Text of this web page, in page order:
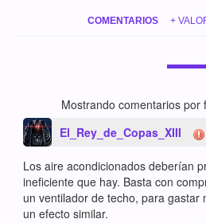
COMENTARIOS +
Mostrando comentarios por
El_Rey_de_Copas_XIII
Los aire acondicionados deberían
ineficiente que hay. Basta con
un ventilador de techo, para gastar
un efecto similar.